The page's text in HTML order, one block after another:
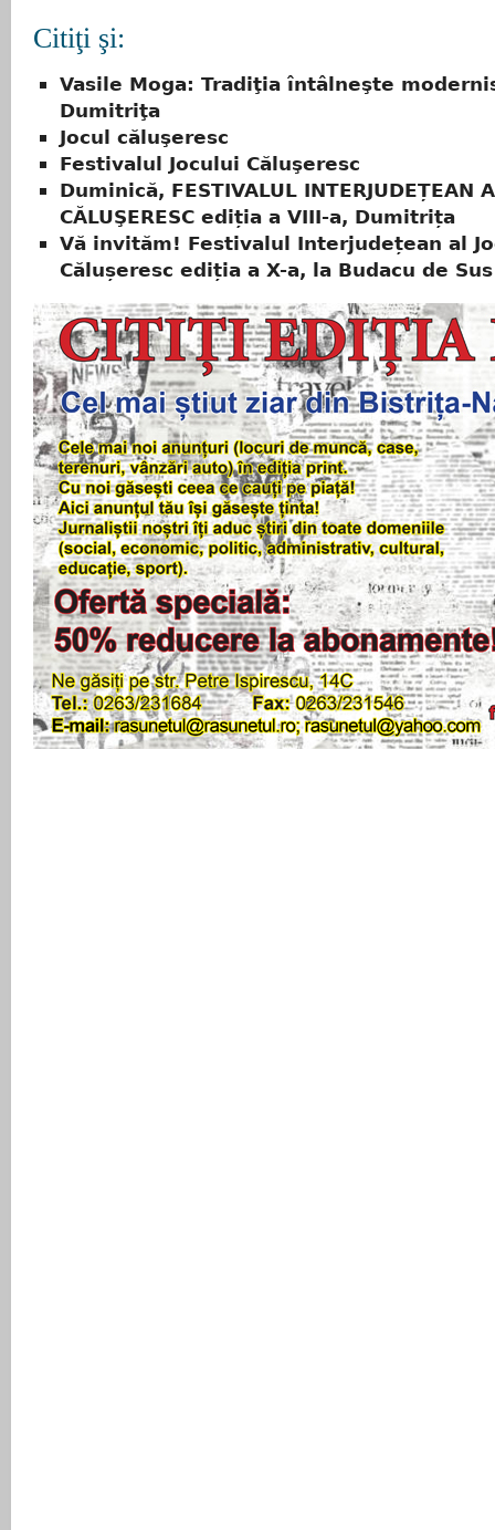
Citiţi şi:
Vasile Moga: Tradiţia întâlneşte
Dumitriţa
Jocul căluşeresc
Festivalul Jocului Căluşeresc
Duminică, FESTIVALUL INTERJUDEȚEAN
CĂLUŞERESC ediția a VIII-a, Dumitrița
Vă invităm! Festivalul Interjudețean al
Călușeresc ediția a X-a, la Budacu de Sus